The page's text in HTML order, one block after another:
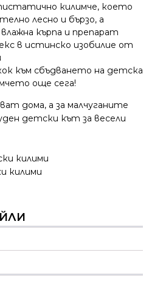
килимче, което
лесно и бързо, а
кърпа и препарат
в истинско изобилие от
към сбъдването на детска
още сега!
дома, а за малчуганите
детски кът за весели
килими
килими